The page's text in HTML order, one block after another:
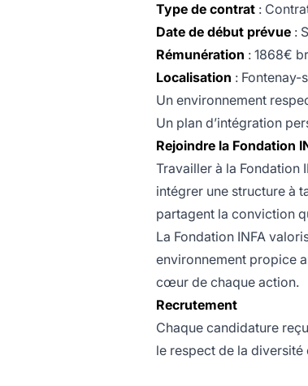
Type de contrat :
Date de début prévue :
Rémunération : 1868€
Localisation : Fontenay-
Un environnement
Un plan d’intégration
Rejoindre la Fondation
Travailler à la Fondation
intégrer une structure à
partagent la conviction
La Fondation INFA
environnement propice
cœur de chaque action.
Recrutement
Chaque candidature
le respect de la diversité